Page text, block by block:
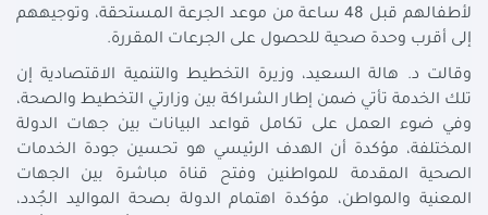
لأطفالهم قبل 48 ساعة من موعد الجرعة المستحقة، وتوجيههم
إلى أقرب وحدة صحية للحصول على الجرعات المقررة.
وقالت د. هالة السعيد، وزيرة التخطيط والتنمية الاقتصادية إن
تلك الخدمة تأتي ضمن إطار الشراكة بين وزارتي التخطيط والصحة،
وفي ضوء العمل على تكامل قواعد البيانات بين جهات الدولة
المختلفة، مؤكدة أن الهدف الرئيسي هو تحسين جودة الخدمات
الصحية المقدمة للمواطنين وفتح قناة مباشرة بين الجهات
المعنية والمواطن، مؤكدة اهتمام الدولة بصحة المواليد الجُدد،